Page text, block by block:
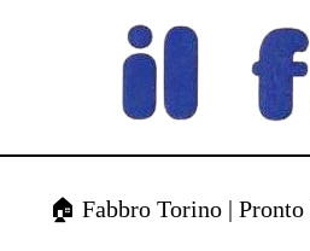
🏠 Fabbro Torino |